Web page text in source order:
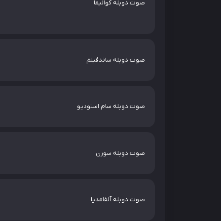
صوت دوبله کوالیما
صوت دوبله ساندفیلم
صوت دوبله سام استودیو
صوت دوبله سورن
صوت دوبله آلفامدیا